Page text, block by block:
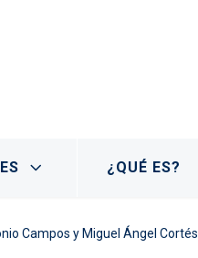
¿QUÉ ES?
Campos y Miguel Ángel Cortés.